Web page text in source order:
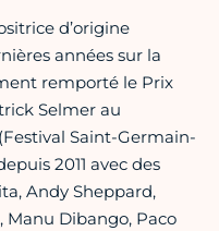
d’origine
années sur la
remporté le Prix
Selmer au
Saint-Germain-
2011 avec des
Andy Sheppard,
Manu Dibango, Paco